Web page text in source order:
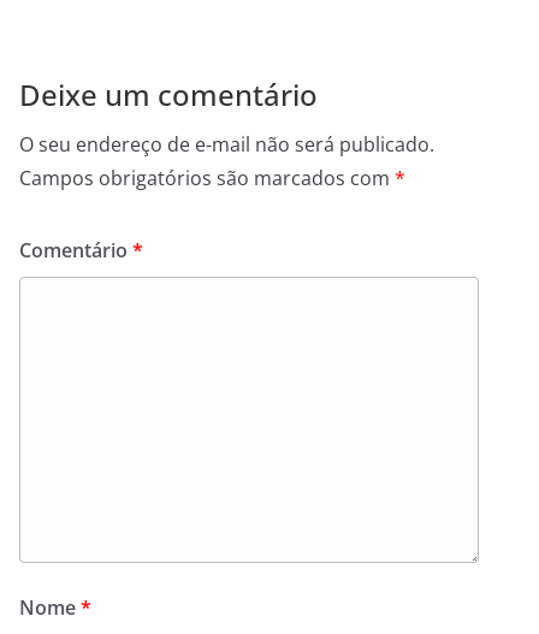
Deixe um comentário
O seu endereço de e-mail não será publicado.
Campos obrigatórios são marcados com *
Comentário *
Nome*